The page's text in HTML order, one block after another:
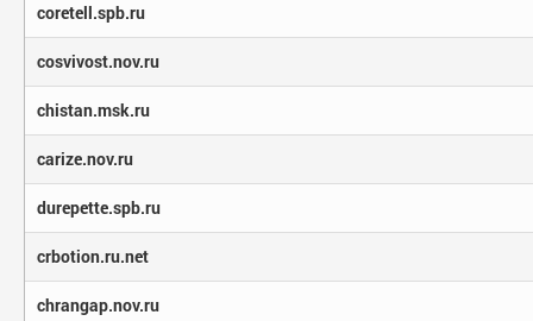
coretell.spb.ru
cosvivost.nov.ru
chistan.msk.ru
carize.nov.ru
durepette.spb.ru
crbotion.ru.net
chrangap.nov.ru